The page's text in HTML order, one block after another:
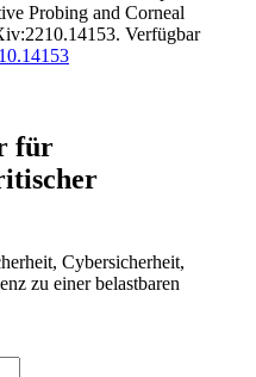
Probing and Corneal
Verfügbar
für
Cybersicherheit,
zu einer belastbaren